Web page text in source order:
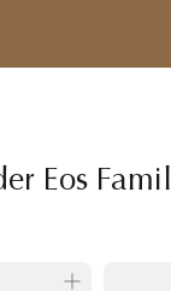
Eos